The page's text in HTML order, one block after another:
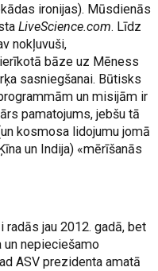
ironijas). Mūsdienās
LiveScience.com. Līdz
nokļuvuši,
bāze uz Mēness
sasniegšanai. Būtisks
un misijām ir
pamatojums, jebšu tā
kosmosa lidojumu jomā
un Indija) «mērīšanās
jau 2012. gadā, bet
nepieciešamo
ASV prezidenta amatā